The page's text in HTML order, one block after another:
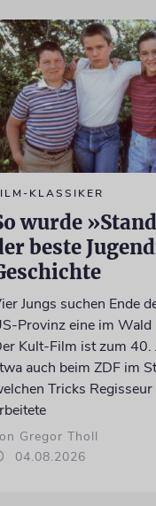
KLASSIKER
wurde
beste
Jungs suchen Ende
Provinz eine im Wald
Kult-Film ist zum 40.
auch beim ZDF im
Tricks Regisseur
Gregor Tholl
04.08.2026